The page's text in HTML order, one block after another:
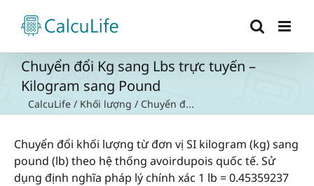
content
Chuyển đổi Kg sang Lbs trực tuyến –
Kilogram sang Pound
CalcuLife / Khối lượng / Chuyển đ...
Chuyển đổi khối lượng từ đơn vị SI kilogram (kg) sang
pound (lb) theo hệ thống avoirdupois quốc tế. Sử
dụng định nghĩa pháp lý chính xác 1 lb = 0.45359237